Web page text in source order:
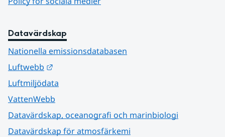
Datavärdskap
Nationella emissionsdatabasen
Luftwebb
Luftmiljödata
VattenWebb
Datavärdskap, oceanografi och marinbiologi
Datavärdskap för atmosfärkemi